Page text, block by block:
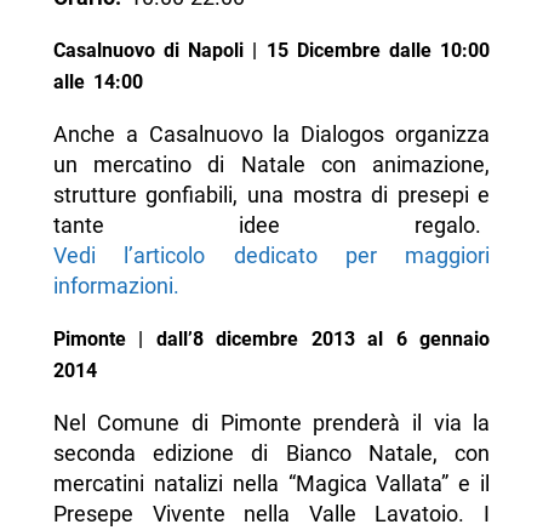
Casalnuovo di Napoli | 15 Dicembre dalle 10:00
alle 14:00
Anche a Casalnuovo la Dialogos organizza
un mercatino di Natale con animazione,
strutture gonfiabili, una mostra di presepi e
tante idee regalo.
Vedi l’articolo dedicato per maggiori
informazioni.
Pimonte | dall’8 dicembre 2013 al 6 gennaio
2014
Nel Comune di Pimonte prenderà il via la
seconda edizione di Bianco Natale, con
mercatini natalizi nella “Magica Vallata” e il
Presepe Vivente nella Valle Lavatoio. I